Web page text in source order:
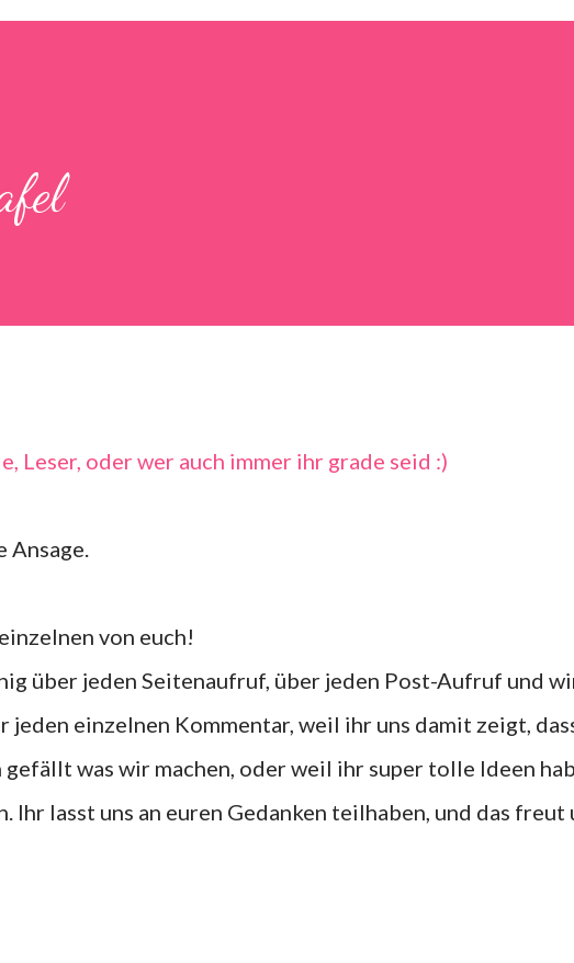
Leser, oder wer auch immer ihr grade seid :)
Ansage.
von euch!
über jeden Seitenaufruf, über jeden Post-Aufruf und
jeden einzelnen Kommentar, weil ihr uns damit zeigt,
gefällt was wir machen, oder weil ihr super tolle Ideen
Ihr lasst uns an euren Gedanken teilhaben, und das freut